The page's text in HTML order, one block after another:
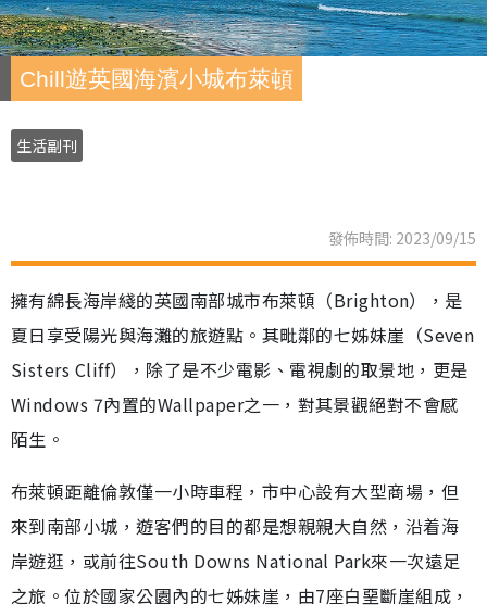
Chill遊英國海濱小城布萊頓
生活副刊
發佈時間: 2023/09/15
擁有綿長海岸綫的英國南部城市布萊頓（Brighton），是
夏日享受陽光與海灘的旅遊點。其毗鄰的七姊妹崖（Seven
Sisters Cliff），除了是不少電影、電視劇的取景地，更是
Windows 7內置的Wallpaper之一，對其景觀絕對不會感
陌生。
布萊頓距離倫敦僅一小時車程，市中心設有大型商場，但
來到南部小城，遊客們的目的都是想親親大自然，沿着海
岸遊逛，或前往South Downs National Park來一次遠足
之旅。位於國家公園內的七姊妹崖，由7座白堊斷崖組成，